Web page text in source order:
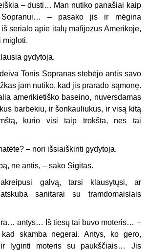
– dusti… Man nutiko panašiai kaip
Sopranui… – pasako jis ir mėgina
serialo apie italų mafijozus Amerikoje,
migloti.
gydytoja.
Tonis Sopranas stebėjo antis savo
jam nutiko, kad jis prarado sąmonę.
amerikietiško baseino, nuversdamas
barbekiu, ir šonkauliukus, ir visą kitą
kurio visi taip trokšta, nes tai
– nori išsiaiškinti gydytoja.
ne antis, – sako Sigitas.
galvą, tarsi klausytųsi, ar
sanitarai su tramdomaisiais
antys… Iš tiesų tai buvo moteris… –
skamba negerai. Antys, ko gero,
lyginti moteris su paukščiais… Jis